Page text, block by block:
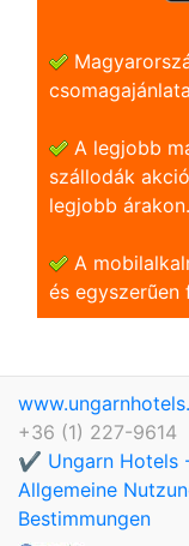
A legjobb
szállodák
legjobb árakon.
A
és egyszerũen
+36 (1) 227-9614
✔️ Ungarn Hotels
Allgemeine
Bestimmungen